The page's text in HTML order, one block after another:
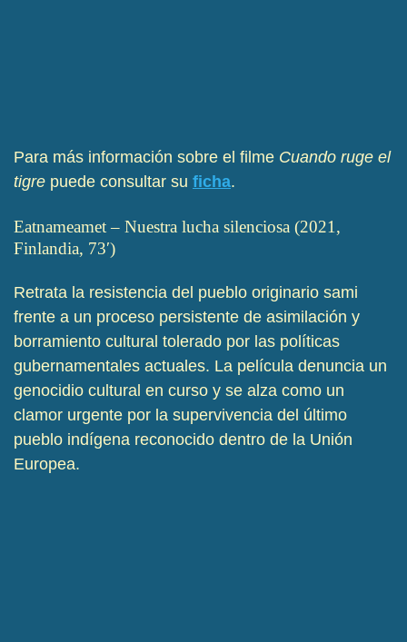
Para más información sobre el filme Cuando ruge el
tigre puede consultar su ficha.
Eatnameamet – Nuestra lucha silenciosa (2021,
Finlandia, 73′)
Retrata la resistencia del pueblo originario sami
frente a un proceso persistente de asimilación y
borramiento cultural tolerado por las políticas
gubernamentales actuales. La película denuncia un
genocidio cultural en curso y se alza como un
clamor urgente por la supervivencia del último
pueblo indígena reconocido dentro de la Unión
Europea.